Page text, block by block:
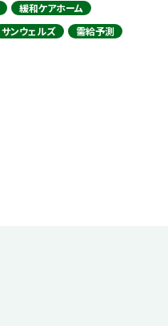
緩和ケアホーム
サンウェルズ
需給予測